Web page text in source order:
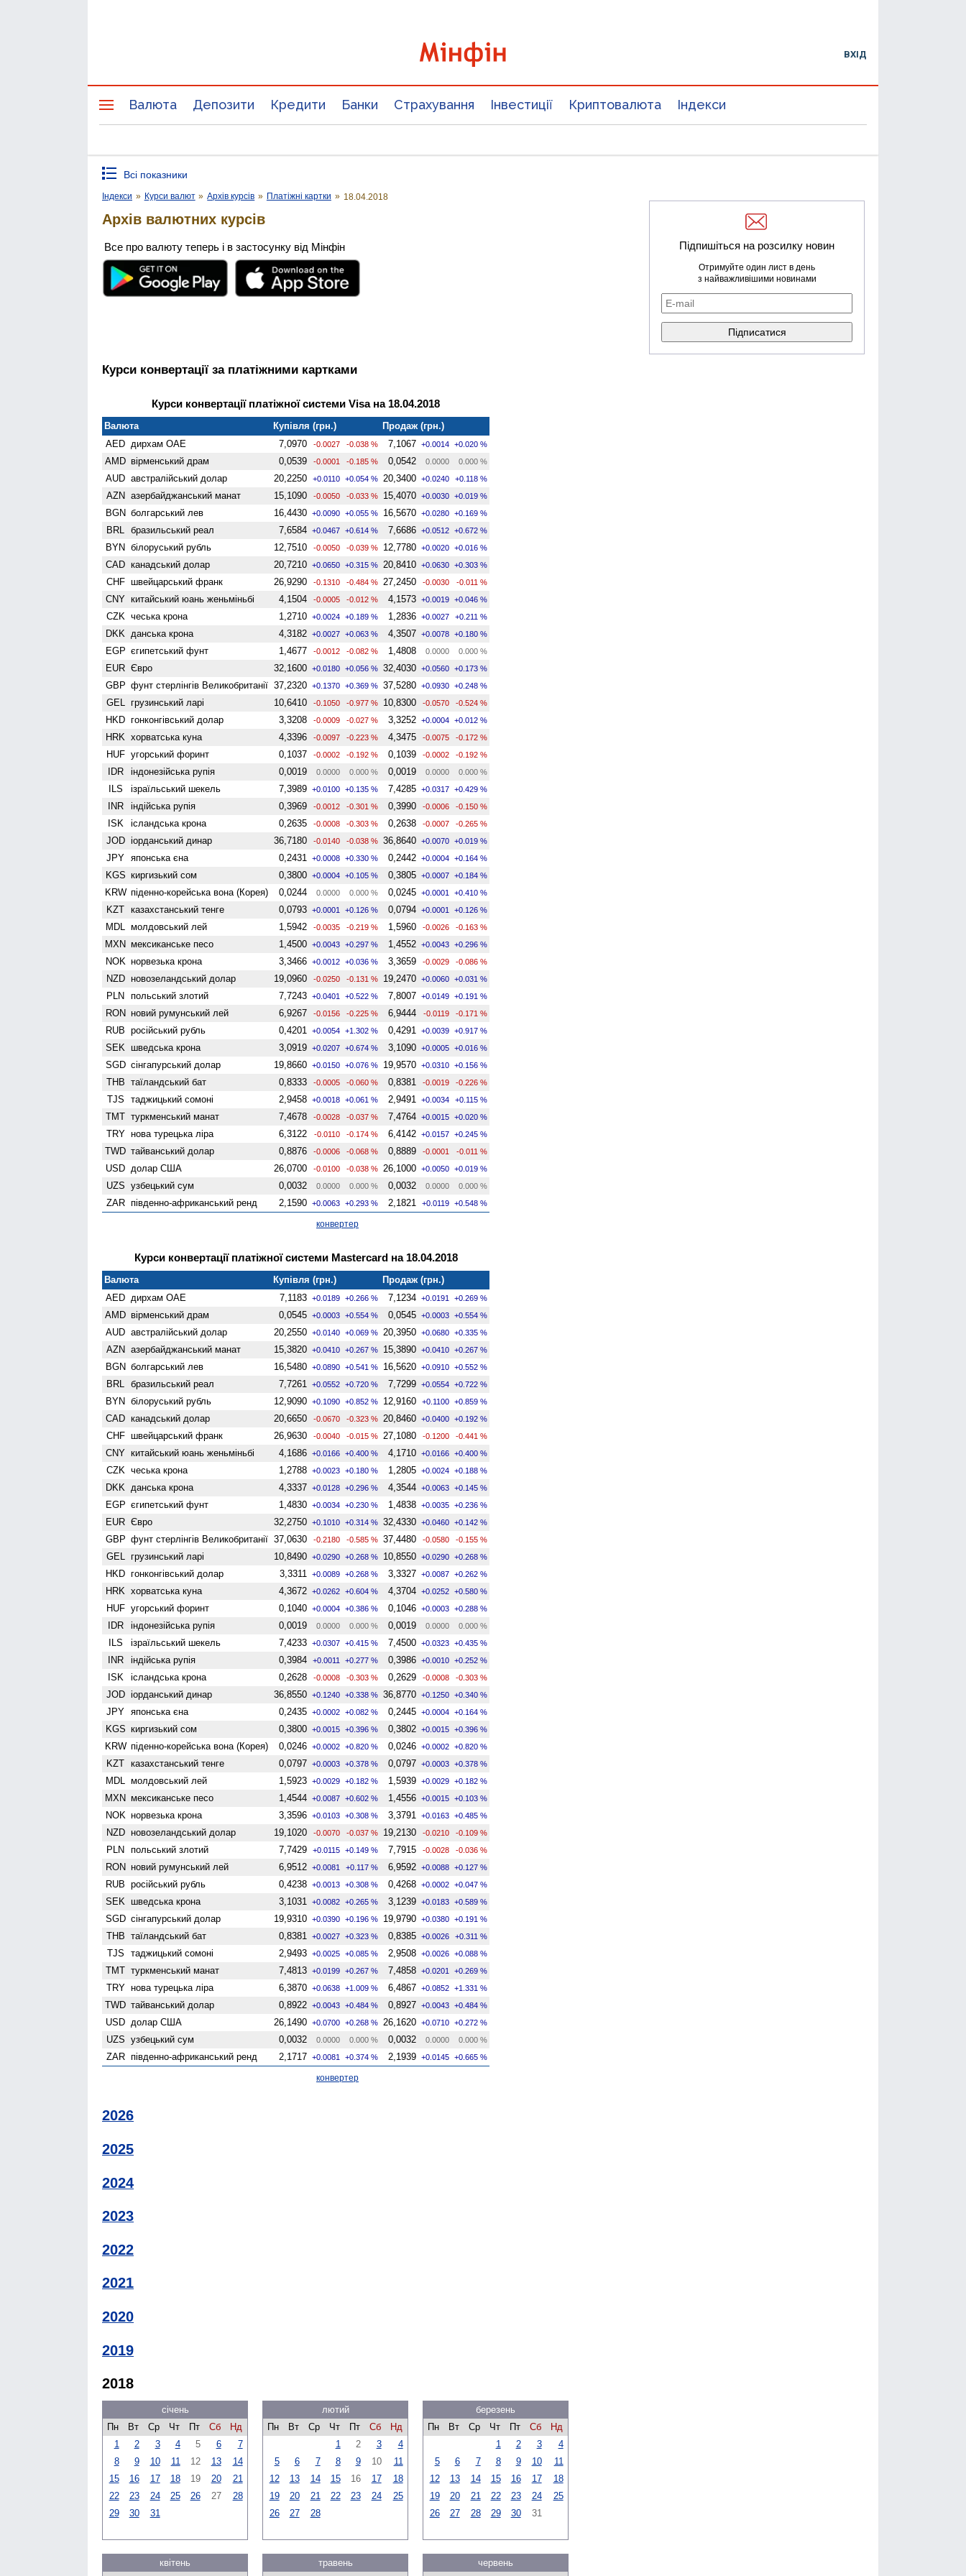
ВХІД
Валюта Депозити Кредити Банки Страхування Інвестиції Криптовалюта Індекси
Всі показники
Індекси » Курси валют » Архів курсів » Платіжні картки » 18.04.2018
Архів валютних курсів
Все про валюту теперь і в застосунку від Мінфін
Курси конвертації за платіжними картками
Курси конвертації платіжної системи Visa на 18.04.2018
Валюта Купівля (грн.)
Продаж (грн.)
AED дирхам ОАЕ 7,0970 -0.0027 -0.038 % 7,1067 +0.0014 +0.020 %
AMD вiрменський драм 0,0539 -0.0001 -0.185 % 0,0542 0.0000 0.000 %
AUD австралійський долар 20,2250 +0.0110 +0.054 % 20,3400 +0.0240 +0.118 %
AZN азербайджанський манат 15,1090 -0.0050 -0.033 % 15,4070 +0.0030 +0.019 %
BGN болгарський лев 16,4430 +0.0090 +0.055 % 16,5670 +0.0280 +0.169 %
BRL бразильський реал 7,6584 +0.0467 +0.614 % 7,6686 +0.0512 +0.672 %
BYN білоруський рубль 12,7510 -0.0050 -0.039 % 12,7780 +0.0020 +0.016 %
CAD канадський долар 20,7210 +0.0650 +0.315 % 20,8410 +0.0630 +0.303 %
CHF швейцарський франк 26,9290 -0.1310 -0.484 % 27,2450 -0.0030 -0.011 %
CNY китайський юань женьмiньбi 4,1504 -0.0005 -0.012 % 4,1573 +0.0019 +0.046 %
CZK чеська крона 1,2710 +0.0024 +0.189 % 1,2836 +0.0027 +0.211 %
DKK данська крона 4,3182 +0.0027 +0.063 % 4,3507 +0.0078 +0.180 %
EGP єгипетський фунт 1,4677 -0.0012 -0.082 % 1,4808 0.0000 0.000 %
EUR Євро 32,1600 +0.0180 +0.056 % 32,4030 +0.0560 +0.173 %
GBP фунт стерлінгів Велико­британії 37,2320 +0.1370 +0.369 % 37,5280 +0.0930 +0.248 %
GEL грузинський ларі 10,6410 -0.1050 -0.977 % 10,8300 -0.0570 -0.524 %
HKD гонконгівський долар 3,3208 -0.0009 -0.027 % 3,3252 +0.0004 +0.012 %
HRK хорватська куна 4,3396 -0.0097 -0.223 % 4,3475 -0.0075 -0.172 %
HUF угорський форинт 0,1037 -0.0002 -0.192 % 0,1039 -0.0002 -0.192 %
IDR індонезійська рупія 0,0019 0.0000 0.000 % 0,0019 0.0000 0.000 %
ILS ізраїльський шекель 7,3989 +0.0100 +0.135 % 7,4285 +0.0317 +0.429 %
INR індійська рупія 0,3969 -0.0012 -0.301 % 0,3990 -0.0006 -0.150 %
ISK ісландська крона 0,2635 -0.0008 -0.303 % 0,2638 -0.0007 -0.265 %
JOD іорданський динар 36,7180 -0.0140 -0.038 % 36,8640 +0.0070 +0.019 %
JPY японська єна 0,2431 +0.0008 +0.330 % 0,2442 +0.0004 +0.164 %
KGS киргизький сом 0,3800 +0.0004 +0.105 % 0,3805 +0.0007 +0.184 %
KRW піденно-корейська вона (Корея) 0,0244 0.0000 0.000 % 0,0245 +0.0001 +0.410 %
KZT казахстанський тенге 0,0793 +0.0001 +0.126 % 0,0794 +0.0001 +0.126 %
MDL молдовський лей 1,5942 -0.0035 -0.219 % 1,5960 -0.0026 -0.163 %
MXN мексиканське песо 1,4500 +0.0043 +0.297 % 1,4552 +0.0043 +0.296 %
NOK норвезька крона 3,3466 +0.0012 +0.036 % 3,3659 -0.0029 -0.086 %
NZD ново­зеландський долар 19,0960 -0.0250 -0.131 % 19,2470 +0.0060 +0.031 %
PLN польський злотий 7,7243 +0.0401 +0.522 % 7,8007 +0.0149 +0.191 %
RON новий румунський лей 6,9267 -0.0156 -0.225 % 6,9444 -0.0119 -0.171 %
RUB російський рубль 0,4201 +0.0054 +1.302 % 0,4291 +0.0039 +0.917 %
SEK шведська крона 3,0919 +0.0207 +0.674 % 3,1090 +0.0005 +0.016 %
SGD сінгапурський долар 19,8660 +0.0150 +0.076 % 19,9570 +0.0310 +0.156 %
THB таїландський бат 0,8333 -0.0005 -0.060 % 0,8381 -0.0019 -0.226 %
TJS таджицький сомоні 2,9458 +0.0018 +0.061 % 2,9491 +0.0034 +0.115 %
TMT туркменський манат 7,4678 -0.0028 -0.037 % 7,4764 +0.0015 +0.020 %
TRY нова турецька ліра 6,3122 -0.0110 -0.174 % 6,4142 +0.0157 +0.245 %
TWD тайванський долар 0,8876 -0.0006 -0.068 % 0,8889 -0.0001 -0.011 %
USD долар США 26,0700 -0.0100 -0.038 % 26,1000 +0.0050 +0.019 %
UZS узбецький сум 0,0032 0.0000 0.000 % 0,0032 0.0000 0.000 %
ZAR південно-африканський ренд 2,1590 +0.0063 +0.293 % 2,1821 +0.0119 +0.548 %
конвертер
Курси конвертації платіжної системи Mastercard на 18.04.2018
Валюта Купівля (грн.)
Продаж (грн.)
AED дирхам ОАЕ 7,1183 +0.0189 +0.266 % 7,1234 +0.0191 +0.269 %
AMD вiрменський драм 0,0545 +0.0003 +0.554 % 0,0545 +0.0003 +0.554 %
AUD австралійський долар 20,2550 +0.0140 +0.069 % 20,3950 +0.0680 +0.335 %
AZN азербайджанський манат 15,3820 +0.0410 +0.267 % 15,3890 +0.0410 +0.267 %
BGN болгарський лев 16,5480 +0.0890 +0.541 % 16,5620 +0.0910 +0.552 %
BRL бразильський реал 7,7261 +0.0552 +0.720 % 7,7299 +0.0554 +0.722 %
BYN білоруський рубль 12,9090 +0.1090 +0.852 % 12,9160 +0.1100 +0.859 %
CAD канадський долар 20,6650 -0.0670 -0.323 % 20,8460 +0.0400 +0.192 %
CHF швейцарський франк 26,9630 -0.0040 -0.015 % 27,1080 -0.1200 -0.441 %
CNY китайський юань женьмiньбi 4,1686 +0.0166 +0.400 % 4,1710 +0.0166 +0.400 %
CZK чеська крона 1,2788 +0.0023 +0.180 % 1,2805 +0.0024 +0.188 %
DKK данська крона 4,3337 +0.0128 +0.296 % 4,3544 +0.0063 +0.145 %
EGP єгипетський фунт 1,4830 +0.0034 +0.230 % 1,4838 +0.0035 +0.236 %
EUR Євро 32,2750 +0.1010 +0.314 % 32,4330 +0.0460 +0.142 %
GBP фунт стерлінгів Велико­британії 37,0630 -0.2180 -0.585 % 37,4480 -0.0580 -0.155 %
GEL грузинський ларі 10,8490 +0.0290 +0.268 % 10,8550 +0.0290 +0.268 %
HKD гонконгівський долар 3,3311 +0.0089 +0.268 % 3,3327 +0.0087 +0.262 %
HRK хорватська куна 4,3672 +0.0262 +0.604 % 4,3704 +0.0252 +0.580 %
HUF угорський форинт 0,1040 +0.0004 +0.386 % 0,1046 +0.0003 +0.288 %
IDR індонезійська рупія 0,0019 0.0000 0.000 % 0,0019 0.0000 0.000 %
ILS ізраїльський шекель 7,4233 +0.0307 +0.415 % 7,4500 +0.0323 +0.435 %
INR індійська рупія 0,3984 +0.0011 +0.277 % 0,3986 +0.0010 +0.252 %
ISK ісландська крона 0,2628 -0.0008 -0.303 % 0,2629 -0.0008 -0.303 %
JOD іорданський динар 36,8550 +0.1240 +0.338 % 36,8770 +0.1250 +0.340 %
JPY японська єна 0,2435 +0.0002 +0.082 % 0,2445 +0.0004 +0.164 %
KGS киргизький сом 0,3800 +0.0015 +0.396 % 0,3802 +0.0015 +0.396 %
KRW піденно-корейська вона (Корея) 0,0246 +0.0002 +0.820 % 0,0246 +0.0002 +0.820 %
KZT казахстанський тенге 0,0797 +0.0003 +0.378 % 0,0797 +0.0003 +0.378 %
MDL молдовський лей 1,5923 +0.0029 +0.182 % 1,5939 +0.0029 +0.182 %
MXN мексиканське песо 1,4544 +0.0087 +0.602 % 1,4556 +0.0015 +0.103 %
NOK норвезька крона 3,3596 +0.0103 +0.308 % 3,3791 +0.0163 +0.485 %
NZD ново­зеландський долар 19,1020 -0.0070 -0.037 % 19,2130 -0.0210 -0.109 %
PLN польський злотий 7,7429 +0.0115 +0.149 % 7,7915 -0.0028 -0.036 %
RON новий румунський лей 6,9512 +0.0081 +0.117 % 6,9592 +0.0088 +0.127 %
RUB російський рубль 0,4238 +0.0013 +0.308 % 0,4268 +0.0002 +0.047 %
SEK шведська крона 3,1031 +0.0082 +0.265 % 3,1239 +0.0183 +0.589 %
SGD сінгапурський долар 19,9310 +0.0390 +0.196 % 19,9790 +0.0380 +0.191 %
THB таїландський бат 0,8381 +0.0027 +0.323 % 0,8385 +0.0026 +0.311 %
TJS таджицький сомоні 2,9493 +0.0025 +0.085 % 2,9508 +0.0026 +0.088 %
TMT туркменський манат 7,4813 +0.0199 +0.267 % 7,4858 +0.0201 +0.269 %
TRY нова турецька ліра 6,3870 +0.0638 +1.009 % 6,4867 +0.0852 +1.331 %
TWD тайванський долар 0,8922 +0.0043 +0.484 % 0,8927 +0.0043 +0.484 %
USD долар США 26,1490 +0.0700 +0.268 % 26,1620 +0.0710 +0.272 %
UZS узбецький сум 0,0032 0.0000 0.000 % 0,0032 0.0000 0.000 %
ZAR південно-африканський ренд 2,1717 +0.0081 +0.374 % 2,1939 +0.0145 +0.665 %
конвертер
2026
2025
2024
2023
2022
2021
2020
2019
2018
січень
Пн
Вт Ср Чт Пт Сб
Нд
1
2 3 4 5 6
7
8
9 10 11 12 13
14
15
16 17 18 19 20
21
22
23 24 25 26 27
28
29
30 31
лютий
Пн
Вт Ср Чт Пт Сб
Нд
1
2 3
4
5
6 7 8 9 10
11
12
13 14 15 16 17
18
19
20 21 22 23 24
25
26
27 28
березень
Пн
Вт Ср Чт Пт Сб
Нд
1
2 3
4
5
6 7 8 9 10
11
12
13 14 15 16 17
18
19
20 21 22 23 24
25
26
27 28 29 30 31
квітень
травень
червень
Підпишіться на розсилку новин
Отримуйте один лист в день
з найважливішими новинами